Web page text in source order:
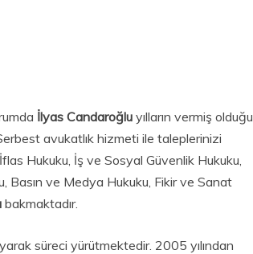
İlyas Candaroğlu yılların vermiş olduğu
avukatlık hizmeti ile taleplerinizi
Hukuku, İş ve Sosyal Güvenlik Hukuku,
Basın ve Medya Hukuku, Fikir ve Sanat
bakmaktadır.
süreci yürütmektedir. 2005 yılından